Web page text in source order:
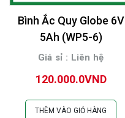
Bình Ắc Quy Globe 6V
5Ah (WP5-6)
Giá sỉ : Liên hệ
120.000.0VND
THÊM VÀO GIỎ HÀNG